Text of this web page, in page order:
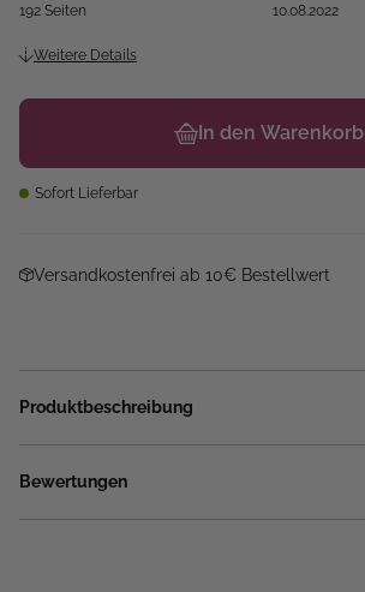
192 Seiten
10.08.2022
Weitere Details
In den Warenkorb
Sofort Lieferbar
Versandkostenfrei ab 10€ Bestellwert
Produktbeschreibung
Bewertungen